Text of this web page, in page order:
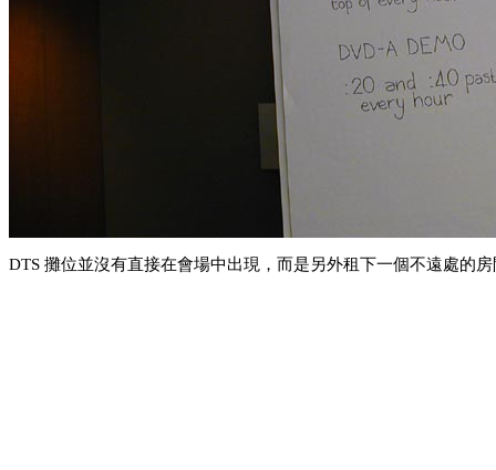
DTS 攤位並沒有直接在會場中出現，而是另外租下一個不遠處的